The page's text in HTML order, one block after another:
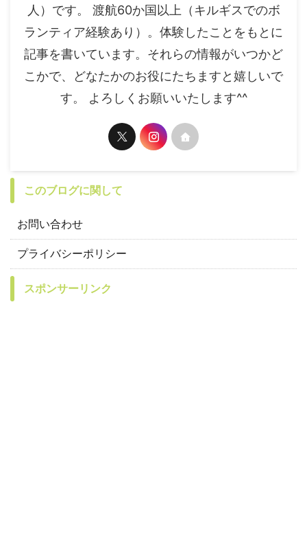
人）です。 渡航60か国以上（キルギスでのボ
ランティア経験あり）。体験したことをもとに
記事を書いています。それらの情報がいつかど
こかで、どなたかのお役にたちますと嬉しいで
す。 よろしくお願いいたします^^
このブログに関して
お問い合わせ
プライバシーポリシー
スポンサーリンク